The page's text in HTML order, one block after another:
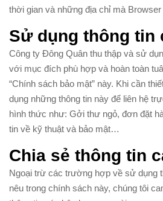
thời gian và những địa chỉ mà
Sử dụng thông tin
Công ty Đông Quân thu thập và sử
với mục đích phù hợp và hoàn toàn
“Chính sách bảo mật” này. Khi cần
dụng những thông tin này để liên hệ
hình thức như: Gởi thư ngỏ, đơn đặt
tin về kỹ thuật và bảo mật…
Chia sẻ thông tin
Ngoại trừ các trường hợp về sử dụng
nêu trong chính sách này, chúng tôi